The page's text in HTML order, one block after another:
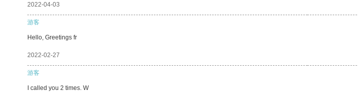
2022-04-03
游客
Hello, Greetings fr
2022-02-27
游客
I called you 2 times. W